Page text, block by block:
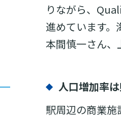
りながら、
進めています
本間慎一さん、
人口増加率
駅周辺の商業